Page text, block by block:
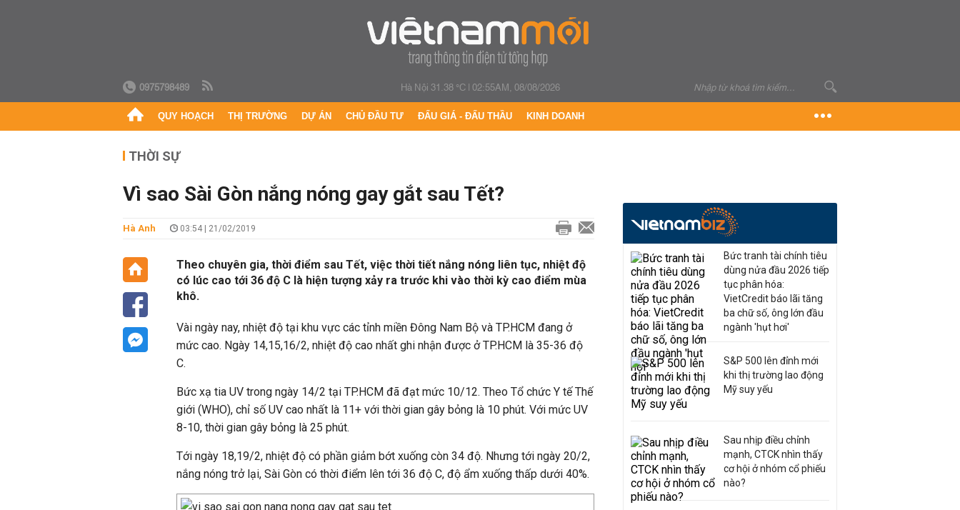
0975798489 Hà Nội 31.38 °C|02:55AM, 08/08/2026
QUY HOẠCH THỊ TRƯỜNG DỰ ÁN CHỦ ĐẦU TƯ ĐẤU GIÁ - ĐẤU THẦU KINH DOANH
THỜI SỰ
Vì sao Sài Gòn nắng nóng gay gắt sau Tết?
Hà Anh 03:54 | 21/02/2019
Theo chuyên gia, thời điểm sau Tết, việc thời tiết nắng nóng liên tục, nhiệt độ
có lúc cao tới 36 độ C là hiện tượng xảy ra trước khi vào thời kỳ cao điểm mùa
khô.
Vài ngày nay, nhiệt độ tại khu vực các tỉnh miền Đông Nam Bộ và TP.HCM đang ở
mức cao. Ngày 14,15,16/2, nhiệt độ cao nhất ghi nhận được ở TP.HCM là 35-36 độ
C.
Bức xạ tia UV trong ngày 14/2 tại TP.HCM đã đạt mức 10/12. Theo Tổ chức Y tế Thế
giới (WHO), chỉ số UV cao nhất là 11+ với thời gian gây bỏng là 10 phút. Với mức UV
8-10, thời gian gây bỏng là 25 phút.
Tới ngày 18,19/2, nhiệt độ có phần giảm bớt xuống còn 34 độ. Nhưng tới ngày 20/2,
nắng nóng trở lại, Sài Gòn có thời điểm lên tới 36 độ C, độ ẩm xuống thấp dưới 40%.
Bức tranh tài chính tiêu
dùng nửa đầu 2026 tiếp
tục phân hóa:
VietCredit báo lãi tăng
ba chữ số, ông lớn đầu
ngành 'hụt hơi'
S&P 500 lên đỉnh mới
khi thị trường lao động
Mỹ suy yếu
Sau nhịp điều chỉnh
mạnh, CTCK nhìn thấy
cơ hội ở nhóm cổ phiếu
nào?